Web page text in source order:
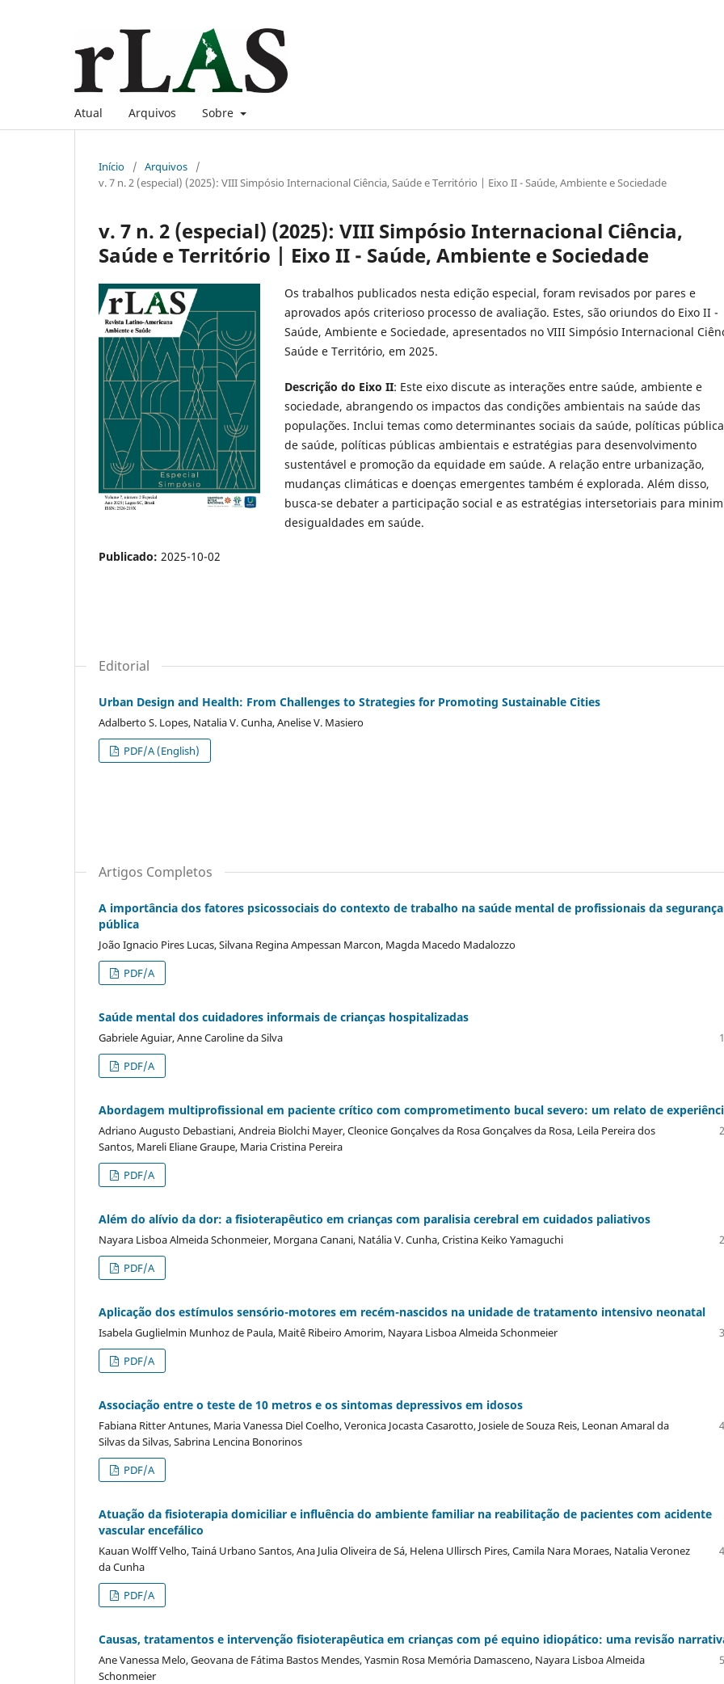
Atual Arquivos Sobre
Início / Arquivos
/
v. 7 n. 2 (especial) (2025): VIII Simpósio Internacional Ciência, Saúde e Território | Eixo II - Saúde, Ambiente e Sociedade
v. 7 n. 2 (especial) (2025): VIII Simpósio Internacional Ciência,
Saúde e Território | Eixo II - Saúde, Ambiente e Sociedade
Os trabalhos publicados nesta edição especial, foram revisados por pares e
aprovados após criterioso processo de avaliação. Estes, são oriundos do Eixo II -
Saúde, Ambiente e Sociedade, apresentados no VIII Simpósio Internacional
Saúde e Território, em 2025.
Descrição do Eixo II: Este eixo discute as interações entre saúde, ambiente e
sociedade, abrangendo os impactos das condições ambientais na saúde das
populações. Inclui temas como determinantes sociais da saúde, políticas
de saúde, políticas públicas ambientais e estratégias para desenvolvimento
sustentável e promoção da equidade em saúde. A relação entre urbanização,
mudanças climáticas e doenças emergentes também é explorada. Além disso,
busca-se debater a participação social e as estratégias intersetoriais para
desigualdades em saúde.
Publicado: 2025-10-02
Editorial
Urban Design and Health: From Challenges to Strategies for Promoting Sustainable Cities
Adalberto S. Lopes, Natalia V. Cunha, Anelise V. Masiero
PDF/A (English)
Artigos Completos
A importância dos fatores psicossociais do contexto de trabalho na saúde mental de profissionais da segurança
pública
João Ignacio Pires Lucas, Silvana Regina Ampessan Marcon, Magda Macedo Madalozzo
PDF/A
Saúde mental dos cuidadores informais de crianças hospitalizadas
Gabriele Aguiar, Anne Caroline da Silva
PDF/A
Abordagem multiprofissional em paciente crítico com comprometimento bucal severo: um relato de
Adriano Augusto Debastiani, Andreia Biolchi Mayer, Cleonice Gonçalves da Rosa Gonçalves da Rosa, Leila Pereira dos
Santos, Mareli Eliane Graupe, Maria Cristina Pereira
PDF/A
Além do alívio da dor: a fisioterapêutico em crianças com paralisia cerebral em cuidados paliativos
Nayara Lisboa Almeida Schonmeier, Morgana Canani, Natália V. Cunha, Cristina Keiko Yamaguchi
PDF/A
Aplicação dos estímulos sensório-motores em recém-nascidos na unidade de tratamento intensivo neonatal
Isabela Guglielmin Munhoz de Paula, Maitê Ribeiro Amorim, Nayara Lisboa Almeida Schonmeier
PDF/A
Associação entre o teste de 10 metros e os sintomas depressivos em idosos
Fabiana Ritter Antunes, Maria Vanessa Diel Coelho, Veronica Jocasta Casarotto, Josiele de Souza Reis, Leonan Amaral da
Silvas da Silvas, Sabrina Lencina Bonorinos
PDF/A
Atuação da fisioterapia domiciliar e influência do ambiente familiar na reabilitação de pacientes com acidente
vascular encefálico
Kauan Wolff Velho, Tainá Urbano Santos, Ana Julia Oliveira de Sá, Helena Ullirsch Pires, Camila Nara Moraes, Natalia Veronez
da Cunha
PDF/A
Causas, tratamentos e intervenção fisioterapêutica em crianças com pé equino idiopático: uma revisão
Ane Vanessa Melo, Geovana de Fátima Bastos Mendes, Yasmin Rosa Memória Damasceno, Nayara Lisboa Almeida
Schonmeier